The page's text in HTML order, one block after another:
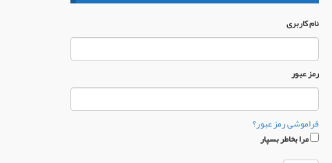
نام كاربری
رمز عبور
فراموشی رمز عبور؟
مرا بخاطر بسپار